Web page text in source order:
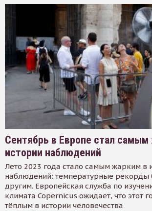
Сентябрь в Европе стал
истории наблюдений
Лето 2023 года стало самым жарким в
наблюдений: температурные рекорды
другим. Европейская служба по
климата Copernicus ожидает, что этот
тёплым в истории человечества